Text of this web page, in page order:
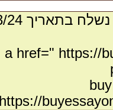
<a href=" https://
https://